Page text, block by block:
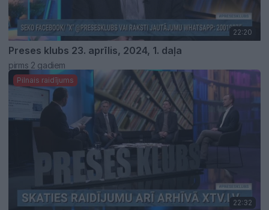
22:20
Preses klubs 23. aprīlis, 2024, 1. daļa
pirms 2 gadiem
Pilnais raidījums
22:32